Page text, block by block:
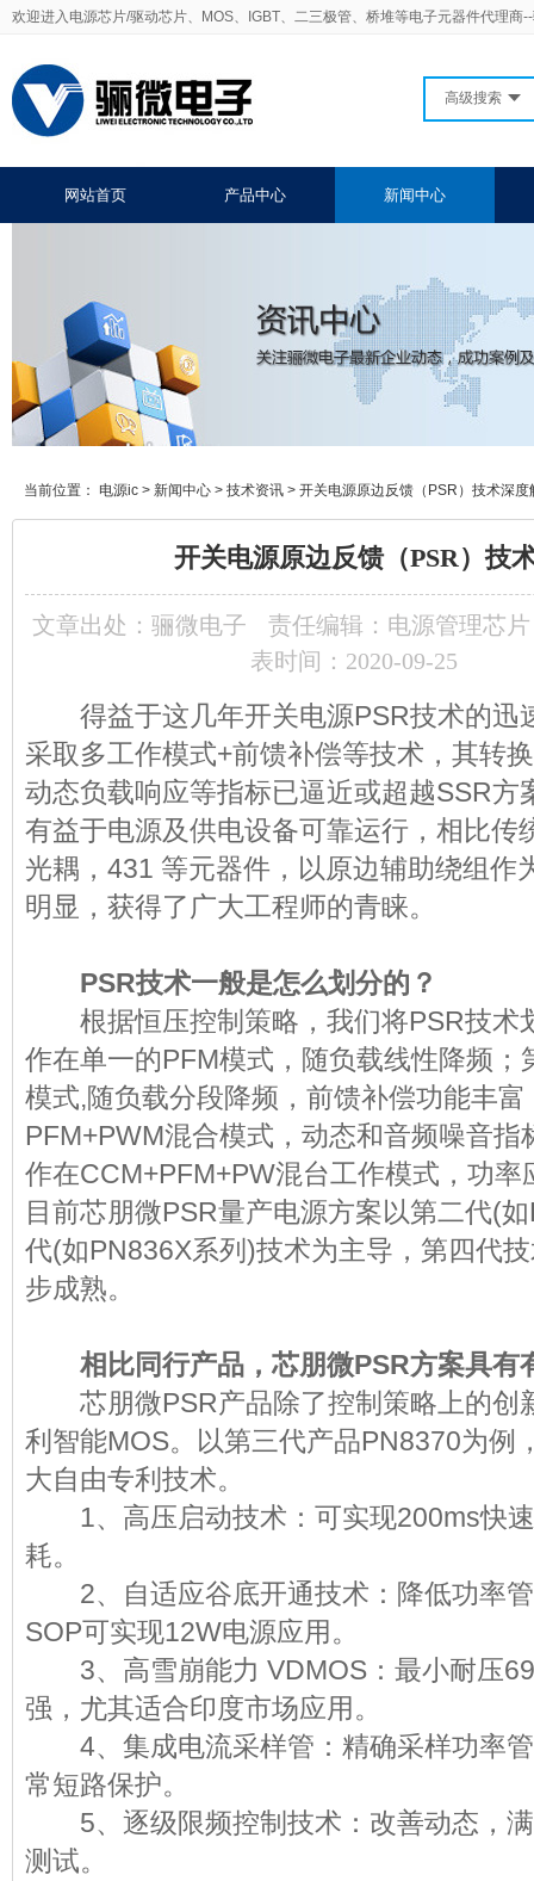
欢迎进入电源芯片/驱动芯片、MOS、IGBT、二三极管、桥堆等电子元器件代理商
高级搜索
网站首页 产品中心 新闻中心
当前位置： 电源ic > 新闻中心 > 技术资讯 > 开关电源原边反馈（PSR）技术深度
开关电源原边反馈（PSR）技
文章出处： 骊微电子
责任编辑：电源管理芯片
表时间：2020-09-25
得益于这几年开关电源PSR技术的迅
采取多工作模式+前馈补偿等技术，其转
动态负载响应等指标已逼近或超越SSR方
有益于电源及供电设备可靠运行，相比传
光耦，431 等元器件，以原边辅助绕组作
明显，获得了广大工程师的青睐。
PSR技术一般是怎么划分的？
根据恒压控制策略，我们将PSR技术
作在单一的PFM模式，随负载线性降频；
模式,随负载分段降频，前馈补偿功能丰
PFM+PWM混合模式，动态和音频噪音
作在CCM+PFM+PW混台工作模式，功
目前芯朋微PSR量产电源方案以第二代(
代(如PN836X系列)技术为主导，第四代
步成熟。
相比同行产品，芯朋微PSR方案具
芯朋微PSR产品除了控制策略上的创
利智能MOS。以第三代产品PN8370为例
大自由专利技术。
1、高压启动技术：可实现200ms快速
耗。
2、自适应谷底开通技术：降低功率管
SOP可实现12W电源应用。
3、高雪崩能力 VDMOS：最小耐压
强，尤其适合印度市场应用。
4、集成电流采样管：精确采样功率管
常短路保护。
5、逐级限频控制技术：改善动态，
测试。